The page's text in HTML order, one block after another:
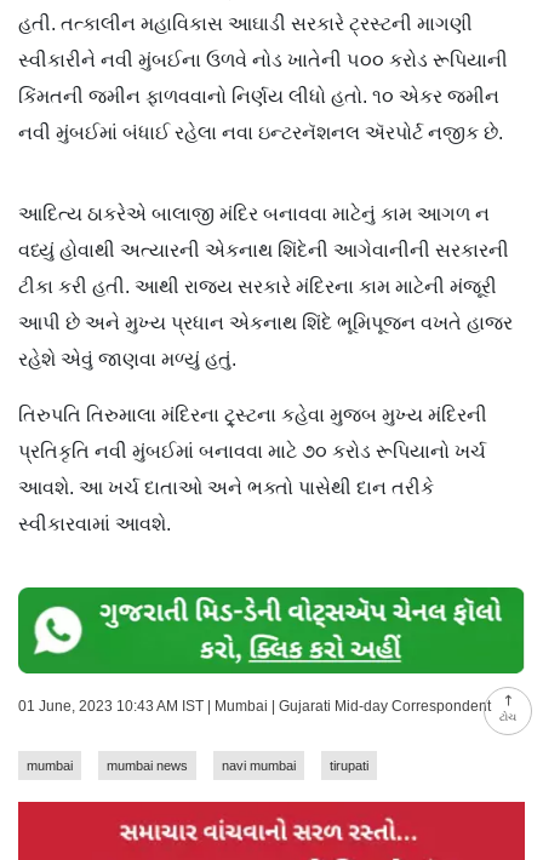
ટોચ
હતી. તત્કાલીન મહાવિકાસ આઘાડી સરકારે ટ્રસ્ટની માગણી
સ્વીકારીને નવી મુંબઈના ઉળવે નોડ ખાતેની ૫૦૦ કરોડ રૂપિયાની
કિંમતની જમીન ફાળવવાનો નિર્ણય લીધો હતો. ૧૦ એકર જમીન
નવી મુંબઈમાં બંધાઈ રહેલા નવા ઇન્ટરનૅશનલ ઍરપોર્ટ નજીક છે.
આદિત્ય ઠાકરેએ બાલાજી મંદિર બનાવવા માટેનું કામ આગળ ન
વધ્યું હોવાથી અત્યારની એકનાથ શિંદેની આગેવાનીની સરકારની
ટીકા કરી હતી. આથી રાજ્ય સરકારે મંદિરના કામ માટેની મંજૂરી
આપી છે અને મુખ્ય પ્રધાન એકનાથ શિંદે ભૂમિપૂજન વખતે હાજર
રહેશે એવું જાણવા મળ્યું હતું.
તિરુપતિ તિરુમાલા મંદિરના ટ્ર્સ્ટના કહેવા મુજબ મુખ્ય મંદિરની
પ્રતિકૃતિ નવી મુંબઈમાં બનાવવા માટે ૭૦ કરોડ રૂપિયાનો ખર્ચ
આવશે. આ ખર્ચ દાતાઓ અને ભક્તો પાસેથી દાન તરીકે
સ્વીકારવામાં આવશે.
01 June, 2023 10:43 AM IST | Mumbai | Gujarati Mid-day Correspondent
mumbai mumbai news navi mumbai tirupati